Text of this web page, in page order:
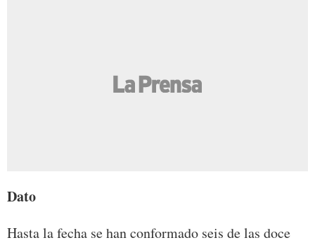
Dato
Hasta la fecha se han conformado seis de las doce